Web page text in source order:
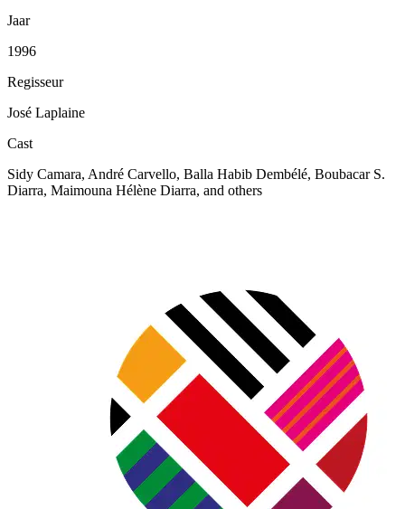
Jaar
1996
Regisseur
José Laplaine
Cast
Sidy Camara, André Carvello, Balla Habib Dembélé, Boubacar S.
Diarra, Maimouna Hélène Diarra, and others